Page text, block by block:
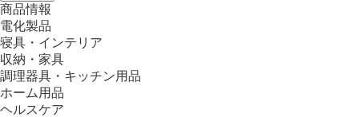
商品情報
電化製品
寝具・インテリア
収納・家具
調理器具・キッチン用品
ホーム用品
ヘルスケア